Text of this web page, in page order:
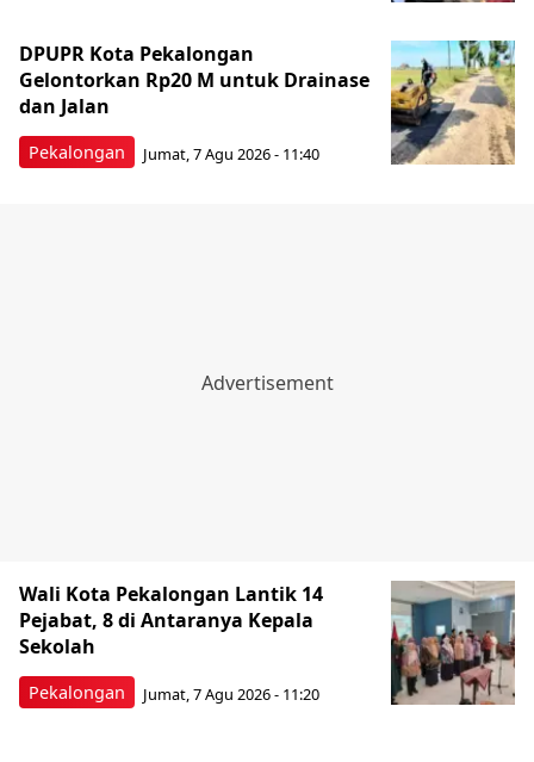
Pekalongan
DPUPR Kota Pekalongan
Gelontorkan Rp20 M untuk Drainase
dan Jalan
Jumat, 7 Agu 2026 - 11:40
Pekalongan
Wali Kota Pekalongan Lantik 14
Pejabat, 8 di Antaranya Kepala
Sekolah
Jumat, 7 Agu 2026 - 11:20